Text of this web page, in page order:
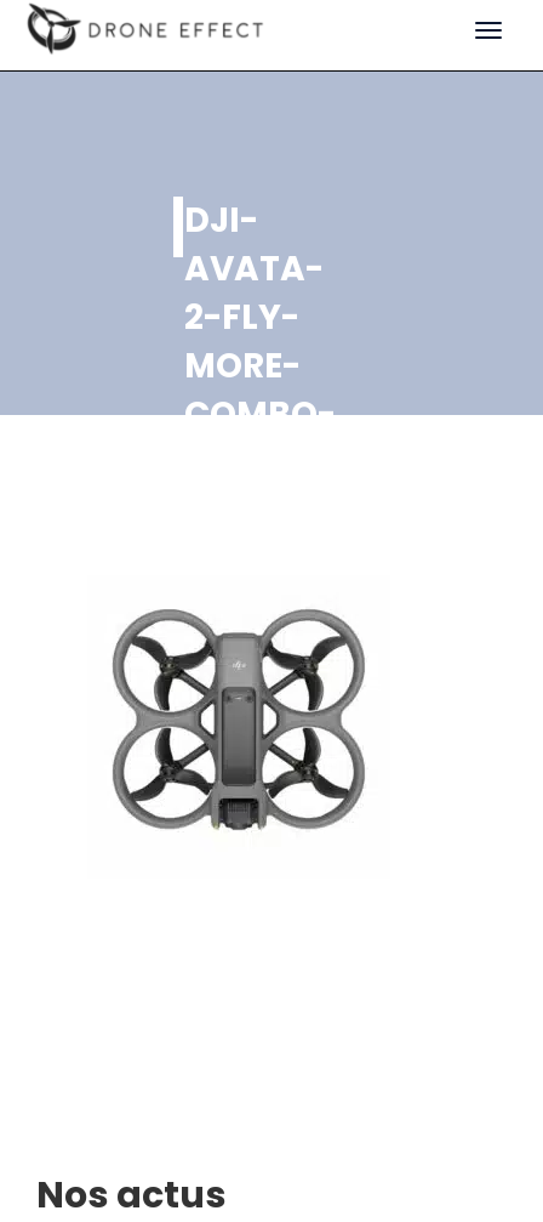
Toggle
DJI-
AVATA-
2-FLY-
MORE-
COMBO-
Nos actus